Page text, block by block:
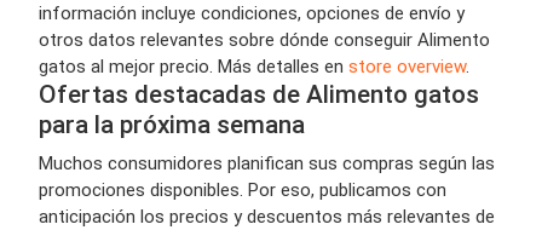
información incluye condiciones, opciones de envío y
otros datos relevantes sobre dónde conseguir Alimento
gatos al mejor precio. Más detalles en store overview.
Ofertas destacadas de Alimento gatos
para la próxima semana
Muchos consumidores planifican sus compras según las
promociones disponibles. Por eso, publicamos con
anticipación los precios y descuentos más relevantes de